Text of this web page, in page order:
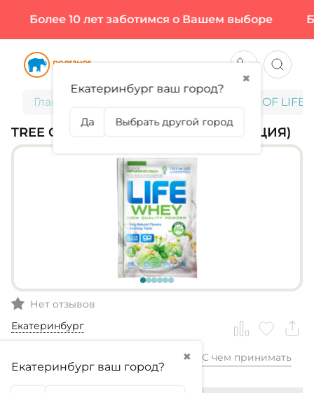
Более 10 лет заботимся о Вашем выборе
Главная TREE OF
TREE OF LIFE, LIFE WHEY, 30 Г (1 ПОРЦИЯ)
Нет отзывов
Екатеринбург
✖
Екатеринбург ваш город?
198,99₽ С чем принимать
✖
Екатеринбург ваш город?
Да Выбрать другой город